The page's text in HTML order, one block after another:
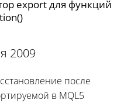
export для функций
2009
после
в MQL5